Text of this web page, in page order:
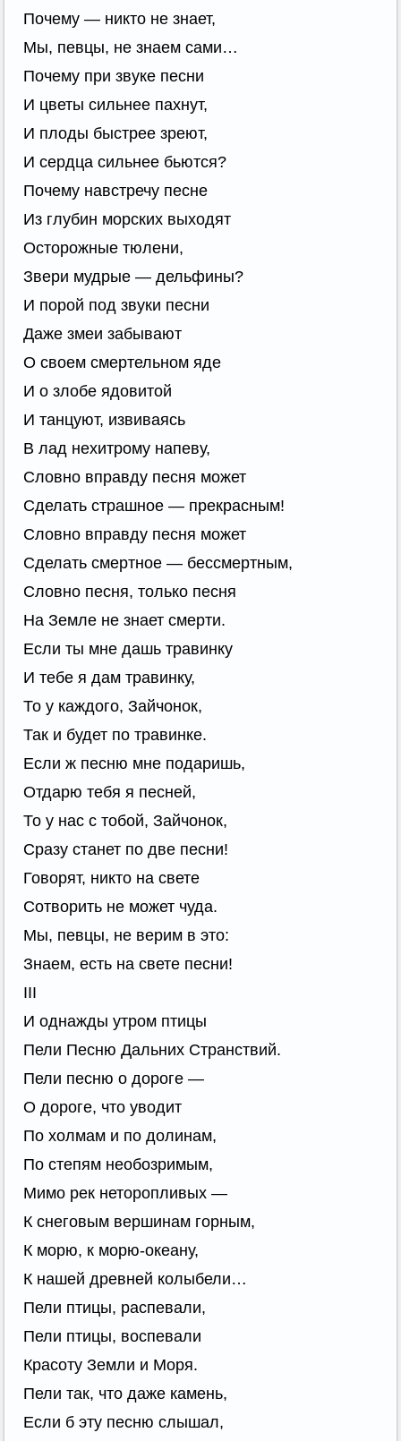
Почему — никто не знает,
Мы, певцы, не знаем сами…
Почему при звуке песни
И цветы сильнее пахнут,
И плоды быстрее зреют,
И сердца сильнее бьются?
Почему навстречу песне
Из глубин морских выходят
Осторожные тюлени,
Звери мудрые — дельфины?
И порой под звуки песни
Даже змеи забывают
О своем смертельном яде
И о злобе ядовитой
И танцуют, извиваясь
В лад нехитрому напеву,
Словно вправду песня может
Сделать страшное — прекрасным!
Словно вправду песня может
Сделать смертное — бессмертным,
Словно песня, только песня
На Земле не знает смерти.
Если ты мне дашь травинку
И тебе я дам травинку,
То у каждого, Зайчонок,
Так и будет по травинке.
Если ж песню мне подаришь,
Отдарю тебя я песней,
То у нас с тобой, Зайчонок,
Сразу станет по две песни!
Говорят, никто на свете
Сотворить не может чуда.
Мы, певцы, не верим в это:
Знаем, есть на свете песни!
III
И однажды утром птицы
Пели Песню Дальних Странствий.
Пели песню о дороге —
О дороге, что уводит
По холмам и по долинам,
По степям необозримым,
Мимо рек неторопливых —
К снеговым вершинам горным,
К морю, к морю-океану,
К нашей древней колыбели…
Пели птицы, распевали,
Пели птицы, воспевали
Красоту Земли и Моря.
Пели так, что даже камень,
Если б эту песню слышал,